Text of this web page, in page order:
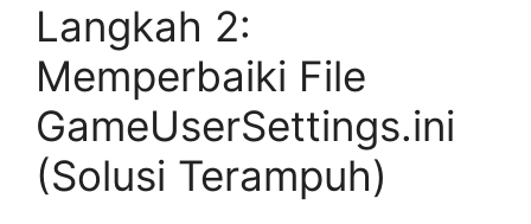
Langkah 2:
Memperbaiki File
GameUserSettings.ini
(Solusi Terampuh)